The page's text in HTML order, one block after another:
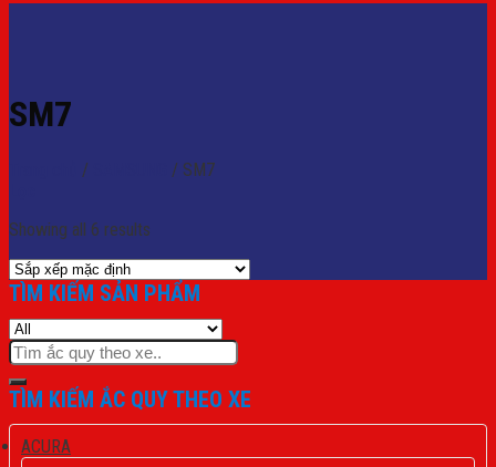
SM7
/ / SM7
Showing all 6 results
TÌM KIẾM SẢN PHẨM
Tìm
kiếm:
TÌM KIẾM ẮC QUY THEO XE
ACURA